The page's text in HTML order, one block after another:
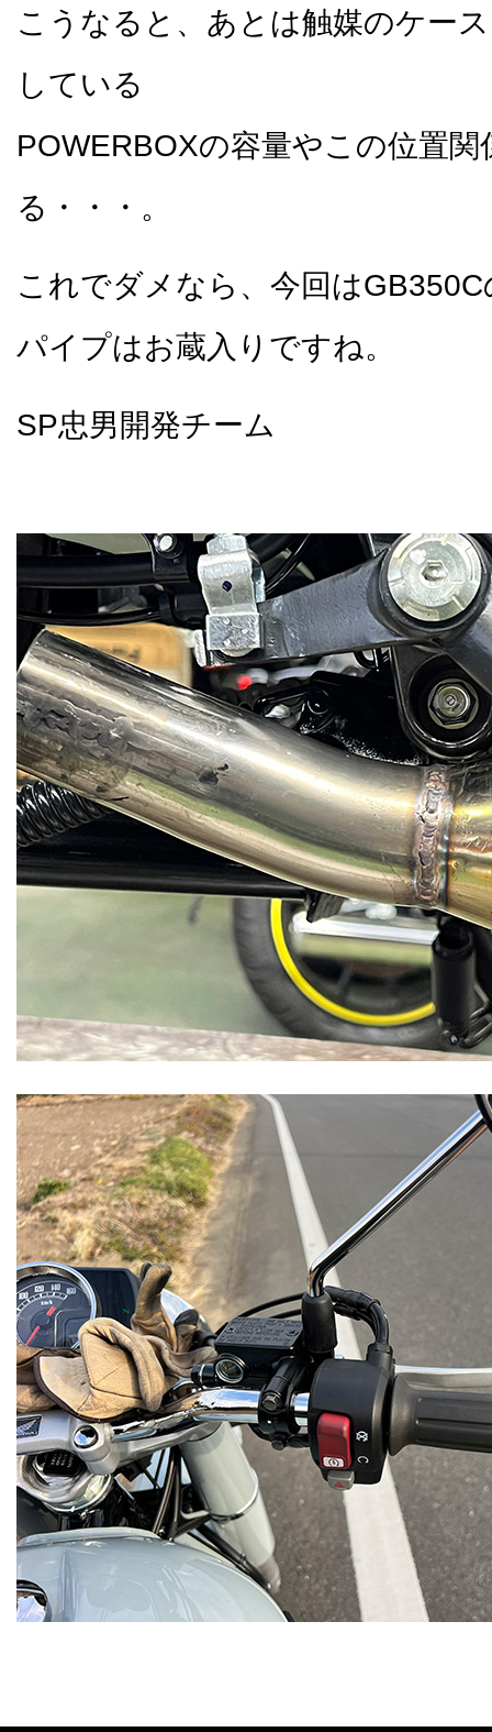
こうなると、あとは触媒のケー
している
POWERBOXの容量やこの位置関
る・・・。
これでダメなら、今回は
パイプはお蔵入りですね。
SP忠男開発チーム